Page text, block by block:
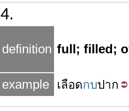
4.
definition full; filled;
example เลือดกบปาก